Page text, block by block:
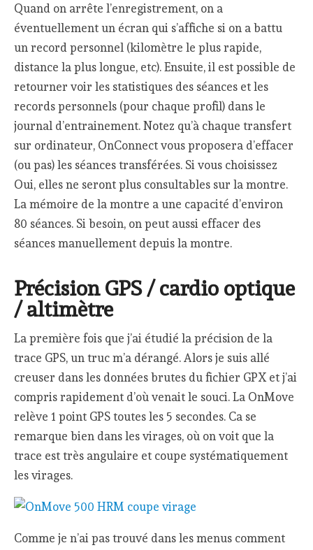
Quand on arrête l’enregistrement, on a
éventuellement un écran qui s’affiche si on a battu
un record personnel (kilomètre le plus rapide,
distance la plus longue, etc). Ensuite, il est possible de
retourner voir les statistiques des séances et les
records personnels (pour chaque profil) dans le
journal d’entrainement. Notez qu’à chaque transfert
sur ordinateur, OnConnect vous proposera d’effacer
(ou pas) les séances transférées. Si vous choisissez
Oui, elles ne seront plus consultables sur la montre.
La mémoire de la montre a une capacité d’environ
80 séances. Si besoin, on peut aussi effacer des
séances manuellement depuis la montre.
Précision GPS / cardio optique
/ altimètre
La première fois que j’ai étudié la précision de la
trace GPS, un truc m’a dérangé. Alors je suis allé
creuser dans les données brutes du fichier GPX et j’ai
compris rapidement d’où venait le souci. La OnMove
relève 1 point GPS toutes les 5 secondes. Ca se
remarque bien dans les virages, où on voit que la
trace est très angulaire et coupe systématiquement
les virages.
Comme je n’ai pas trouvé dans les menus comment